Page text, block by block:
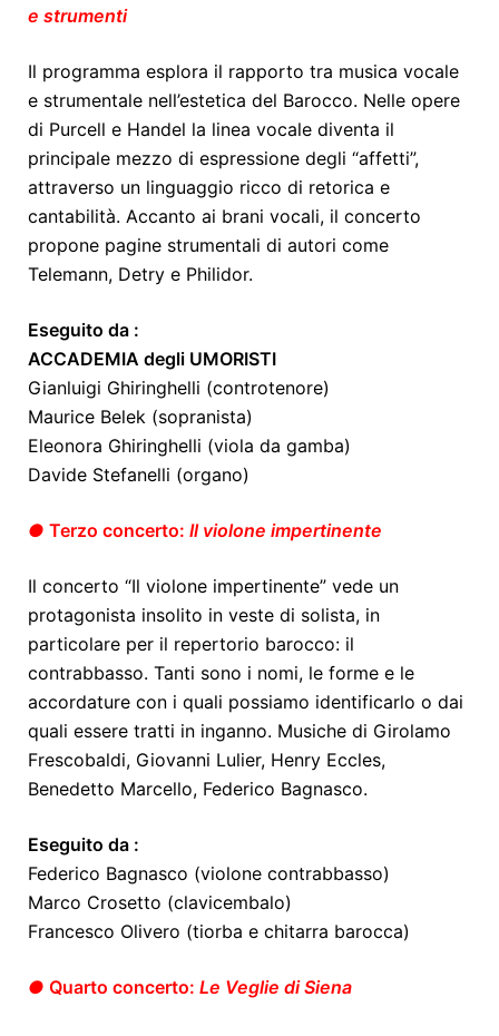
e strumenti
Il programma esplora il rapporto tra musica vocale
e strumentale nell’estetica del Barocco. Nelle opere
di Purcell e Handel la linea vocale diventa il
principale mezzo di espressione degli “affetti”,
attraverso un linguaggio ricco di retorica e
cantabilità. Accanto ai brani vocali, il concerto
propone pagine strumentali di autori come
Telemann, Detry e Philidor.
Eseguito da :
ACCADEMIA degli UMORISTI
Gianluigi Ghiringhelli (controtenore)
Maurice Belek (sopranista)
Eleonora Ghiringhelli (viola da gamba)
Davide Stefanelli (organo)
● Terzo concerto: Il violone impertinente
Il concerto “Il violone impertinente” vede un
protagonista insolito in veste di solista, in
particolare per il repertorio barocco: il
contrabbasso. Tanti sono i nomi, le forme e le
accordature con i quali possiamo identificarlo o dai
quali essere tratti in inganno. Musiche di Girolamo
Frescobaldi, Giovanni Lulier, Henry Eccles,
Benedetto Marcello, Federico Bagnasco.
Eseguito da :
Federico Bagnasco (violone contrabbasso)
Marco Crosetto (clavicembalo)
Francesco Olivero (tiorba e chitarra barocca)
● Quarto concerto: Le Veglie di Siena